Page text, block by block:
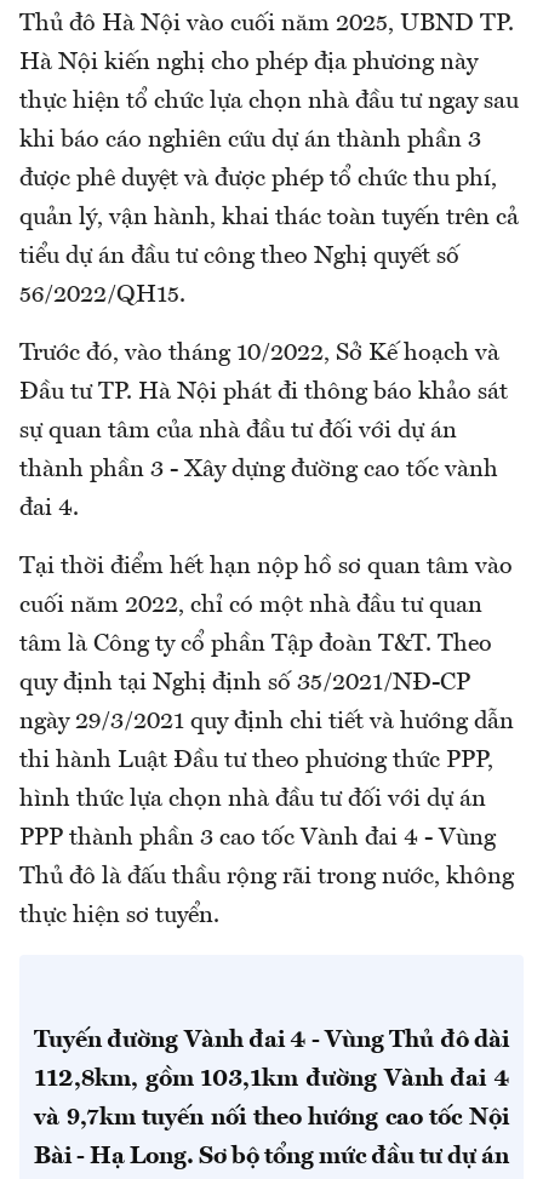
Thủ đô Hà Nội vào cuối năm 2025, UBND TP.
Hà Nội kiến nghị cho phép địa phương này
thực hiện tổ chức lựa chọn nhà đầu tư ngay sau
khi báo cáo nghiên cứu dự án thành phần 3
được phê duyệt và được phép tổ chức thu phí,
quản lý, vận hành, khai thác toàn tuyến trên cả
tiểu dự án đầu tư công theo Nghị quyết số
56/2022/QH15.
Trước đó, vào tháng 10/2022, Sở Kế hoạch và
Đầu tư TP. Hà Nội phát đi thông báo khảo sát
sự quan tâm của nhà đầu tư đối với dự án
thành phần 3 - Xây dựng đường cao tốc vành
đai 4.
Tại thời điểm hết hạn nộp hồ sơ quan tâm vào
cuối năm 2022, chỉ có một nhà đầu tư quan
tâm là Công ty cổ phần Tập đoàn T&T. Theo
quy định tại Nghị định số 35/2021/NĐ-CP
ngày 29/3/2021 quy định chi tiết và hướng dẫn
thi hành Luật Đầu tư theo phương thức PPP,
hình thức lựa chọn nhà đầu tư đối với dự án
PPP thành phần 3 cao tốc Vành đai 4 - Vùng
Thủ đô là đấu thầu rộng rãi trong nước, không
thực hiện sơ tuyển.
Tuyến đường Vành đai 4 - Vùng Thủ đô dài
112,8km, gồm 103,1km đường Vành đai 4
và 9,7km tuyến nối theo hướng cao tốc Nội
Bài - Hạ Long. Sơ bộ tổng mức đầu tư dự án